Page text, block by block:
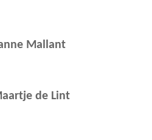
Mallant
de Lint